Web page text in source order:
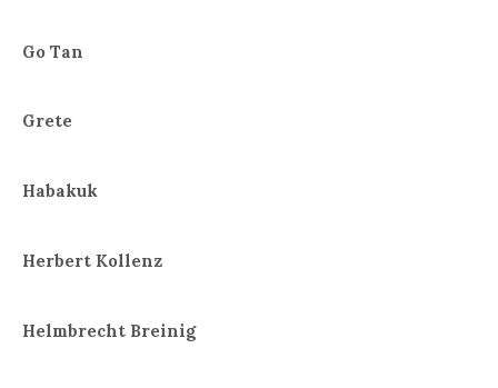
Go Tan
Grete
Habakuk
Herbert Kollenz
Helmbrecht Breinig